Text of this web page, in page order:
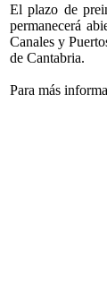
El plazo de
permanecerá
Canales y
de Cantabria.
Para más